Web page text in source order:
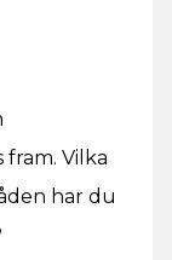
Vilka
har du